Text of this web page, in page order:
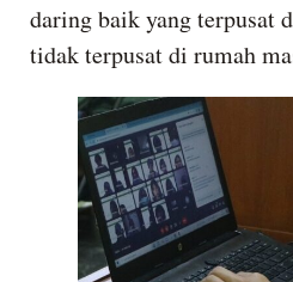
daring baik yang terpusat
tidak terpusat di rumah